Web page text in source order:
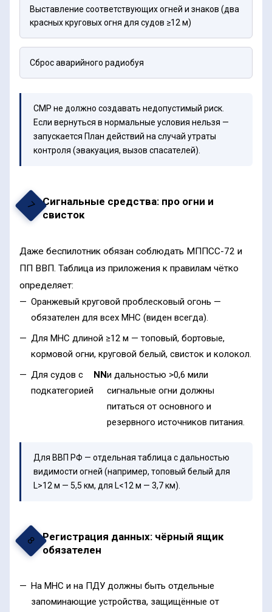
Выставление соответствующих огней и знаков (два
красных круговых огня для судов ≥12 м)
Сброс аварийного радиобуя
СМР не должно создавать недопустимый риск.
Если вернуться в нормальные условия нельзя —
запускается План действий на случай утраты
контроля (эвакуация, вызов спасателей).
7
Сигнальные средства: про огни и
свисток
Даже беспилотник обязан соблюдать МППСС-72 и
ПП ВВП. Таблица из приложения к правилам чётко
определяет:
Оранжевый круговой проблесковый огонь —
обязателен для всех МНС (виден всегда).
Для МНС длиной ≥12 м — топовый, бортовые,
кормовой огни, круговой белый, свисток и колокол.
Для судов с
подкатегорией
NNи дальностью >0,6 мили
сигнальные огни должны
питаться от основного и
резервного источников питания.
Для ВВП РФ — отдельная таблица с дальностью
видимости огней (например, топовый белый для
L>12 м — 5,5 км, для L<12 м — 3,7 км).
8
Регистрация данных: чёрный ящик
обязателен
На МНС и на ПДУ должны быть отдельные
запоминающие устройства, защищённые от